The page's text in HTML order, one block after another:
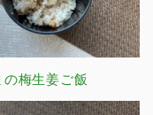
の梅生姜ご飯